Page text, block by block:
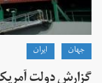
جهان ايران